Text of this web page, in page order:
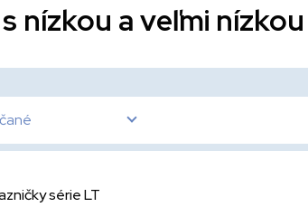
nízkou a veľmi
série LT